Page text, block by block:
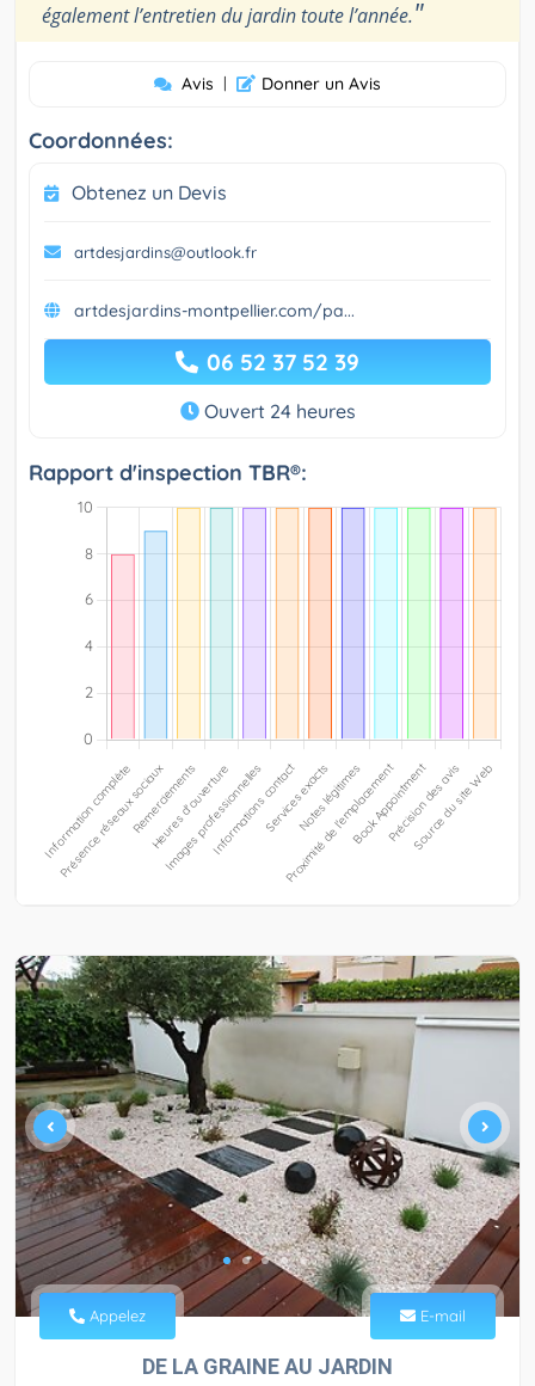
également l’entretien du jardin toute l’année."
Avis | Donner un Avis
Coordonnées:
Obtenez un Devis
artdesjardins@outlook.fr
artdesjardins-montpellier.com/pa...
06 52 37 52 39
Ouvert 24 heures
Rapport d'inspection TBR®:
Appelez E-mail
DE LA GRAINE AU JARDIN